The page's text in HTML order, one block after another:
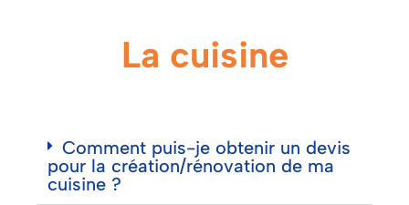
La cuisine
Comment puis-je obtenir un devis
pour la création/rénovation de ma
cuisine ?